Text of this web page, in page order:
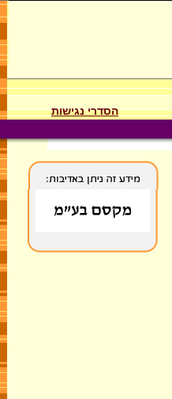
הסדרי נגישות